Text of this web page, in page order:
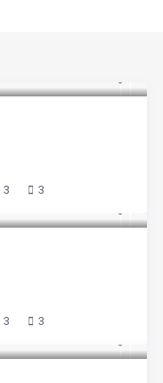
3 3
3 3